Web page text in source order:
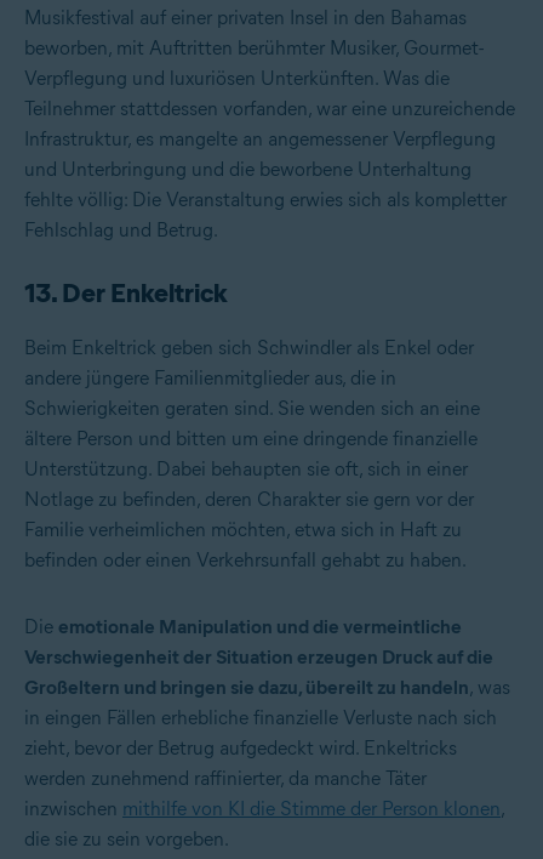
Musikfestival auf einer privaten Insel in den Bahamas
beworben, mit Auftritten berühmter Musiker, Gourmet-
Verpflegung und luxuriösen Unterkünften. Was die
Teilnehmer stattdessen vorfanden, war eine unzureichende
Infrastruktur, es mangelte an angemessener Verpflegung
und Unterbringung und die beworbene Unterhaltung
fehlte völlig: Die Veranstaltung erwies sich als kompletter
Fehlschlag und Betrug.
13. Der Enkeltrick
Beim Enkeltrick geben sich Schwindler als Enkel oder
andere jüngere Familienmitglieder aus, die in
Schwierigkeiten geraten sind. Sie wenden sich an eine
ältere Person und bitten um eine dringende finanzielle
Unterstützung. Dabei behaupten sie oft, sich in einer
Notlage zu befinden, deren Charakter sie gern vor der
Familie verheimlichen möchten, etwa sich in Haft zu
befinden oder einen Verkehrsunfall gehabt zu haben.
Die emotionale Manipulation und die vermeintliche
Verschwiegenheit der Situation erzeugen Druck auf die
Großeltern und bringen sie dazu, übereilt zu handeln, was
in eingen Fällen erhebliche finanzielle Verluste nach sich
zieht, bevor der Betrug aufgedeckt wird. Enkeltricks
werden zunehmend raffinierter, da manche Täter
inzwischen mithilfe von KI die Stimme der Person klonen ,
die sie zu sein vorgeben.